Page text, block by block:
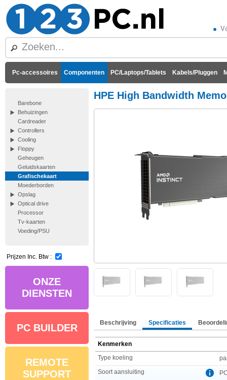
Pc-accessoires Componenten PC/Laptops/Tablets Kabels/Pluggen
Barebone
Behuizingen
Cardreader
Controllers
Cooling
Floppy
Geheugen
Geluidskaarten
Grafischekaart
Moederborden
Opslag
Optical drive
Processor
Tv-kaarten
Voeding/PSU
Prijzen Inc. Btw :
ONZE
DIENSTEN
PC BUILDER
REMOTE
SUPPORT
HPE High Bandwidth
Beschrijving Specificaties
Kenmerken
Type koeling
Soort aansluiting